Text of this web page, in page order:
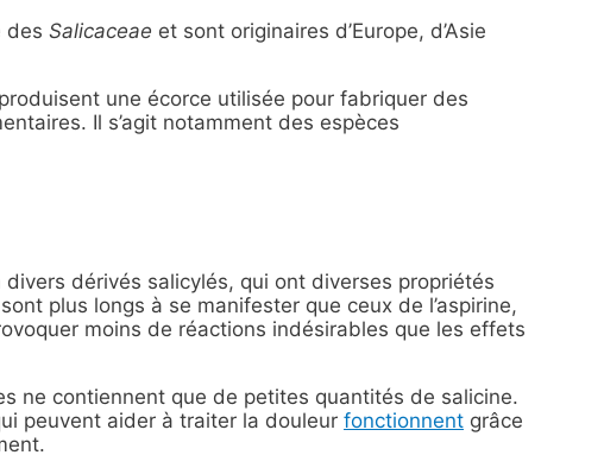
des Salicaceae et sont originaires d’Europe, d’Asie
une écorce utilisée pour fabriquer des
Il s’agit notamment des espèces
dérivés salicylés, qui ont diverses propriétés
plus longs à se manifester que ceux de l’aspirine,
moins de réactions indésirables que les effets
ne contiennent que de petites quantités de salicine.
peuvent aider à traiter la douleur fonctionnent grâce